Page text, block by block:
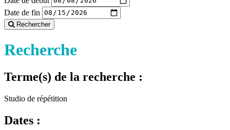
Date de fin
Rechercher
Recherche
Terme(s) de la recherche :
Studio de répétition
Dates :